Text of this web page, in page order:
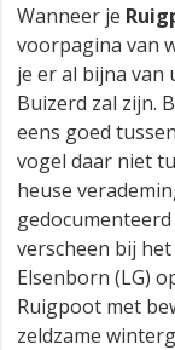
Wanneer je
voorpagina van
je er al bijna van
Buizerd zal zijn.
eens goed tussen
vogel daar niet
heuse
verscheen bij
Elsenborn (LG)
Ruigpoot met
zeldzame